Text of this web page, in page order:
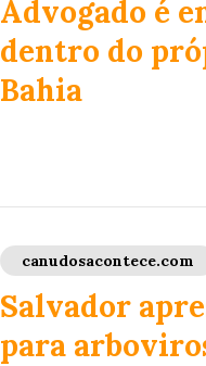
Advogado é
dentro do
Bahia
canudosacontece.com
Salvador
para